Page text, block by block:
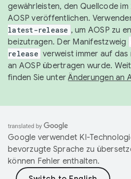
gewährleisten, den Quellcode im
AOSP veröffentlichen.
latest-release , um AOSP zu
beizutragen. Der Manifestzweig
release verweist immer auf das
an AOSP übertragen wurde.
finden Sie unterÄnderungen an
Google verwendet KI-
bevorzugte Sprache zu
können Fehler enthalten.